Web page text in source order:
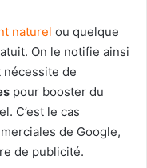
naturel ou quelque
On le notifie ainsi
nécessite de
pour booster du
C’est le cas
de Google,
de publicité.